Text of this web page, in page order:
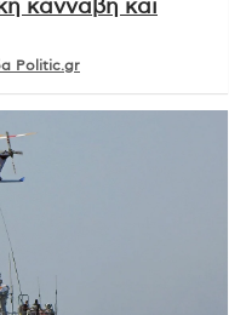
κάνναβη και
Politic.gr